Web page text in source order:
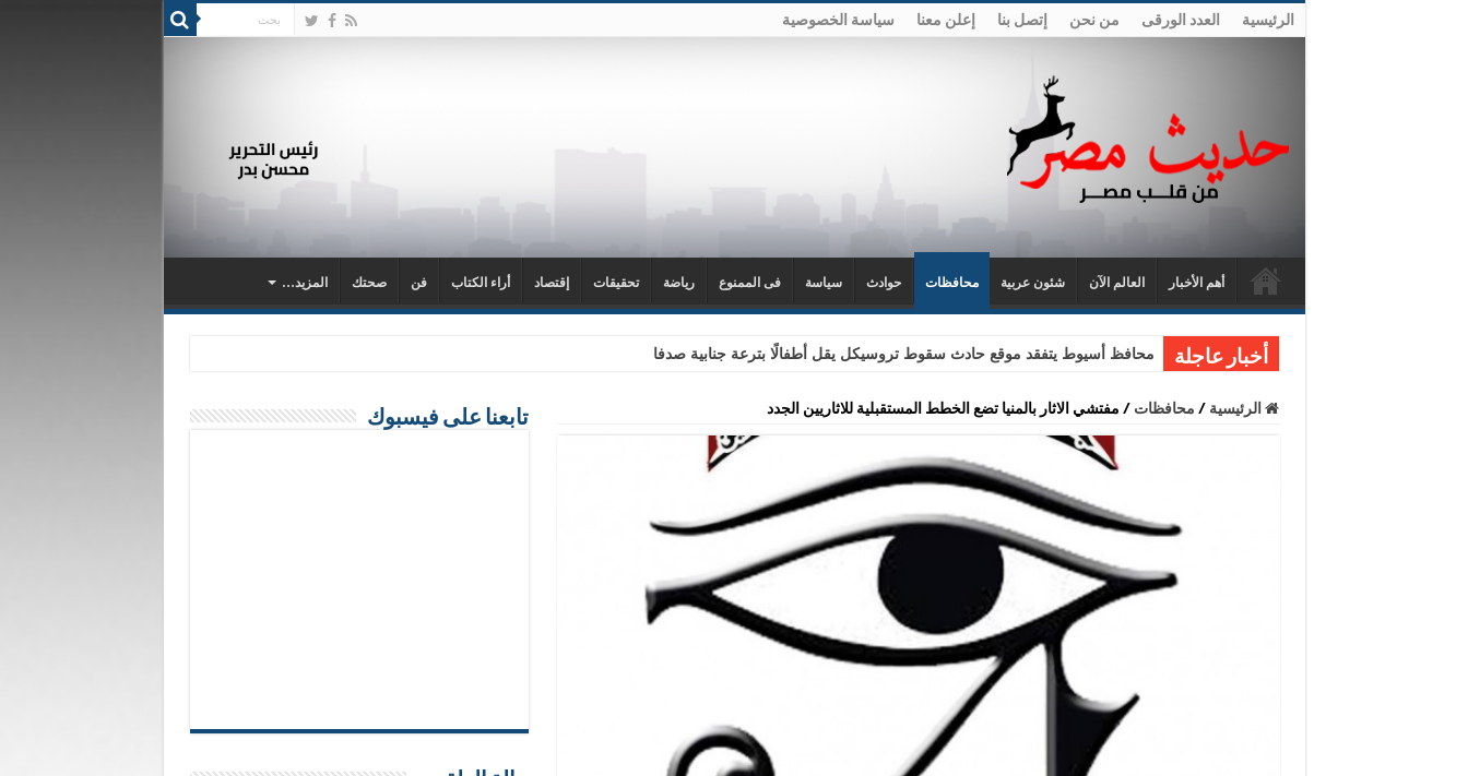
الرئيسية العدد الورقى من نحن إتصل بنا إعلن معنا سياسة الخصوصية
أهم الأخبار العالم الآن شئون عربية محافظات حوادث سياسة فى الممنوع رياضة تحقيقات إقتصاد أراء الكتاب فن صحتك المزيد…
أخبار عاجلة محافظ أسيوط يتفقد موقع حادث سقوط تروسيكل يقل أطفالًا بترعة جنابية صدفا
الرئيسية / محافظات / مفتشي الاثار بالمنيا تضع الخطط المستقبلية للاثاريين الجدد تابعنا على فيسبوك